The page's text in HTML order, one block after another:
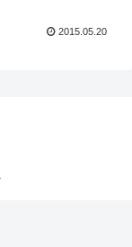
2015.05.20